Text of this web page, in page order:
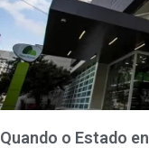
Quando o Estado